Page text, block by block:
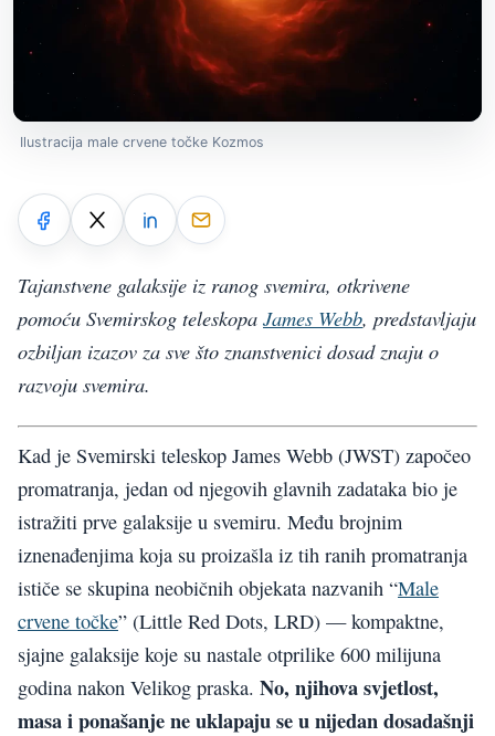
Ilustracija male crvene točke Kozmos
Tajanstvene galaksije iz ranog svemira, otkrivene
pomoću Svemirskog teleskopa James Webb, predstavljaju
ozbiljan izazov za sve što znanstvenici dosad znaju o
razvoju svemira.
Kad je Svemirski teleskop James Webb (JWST) započeo
promatranja, jedan od njegovih glavnih zadataka bio je
istražiti prve galaksije u svemiru. Među brojnim
iznenađenjima koja su proizašla iz tih ranih promatranja
ističe se skupina neobičnih objekata nazvanih “Male
crvene točke” (Little Red Dots, LRD) — kompaktne,
sjajne galaksije koje su nastale otprilike 600 milijuna
godina nakon Velikog praska. No, njihova svjetlost,
masa i ponašanje ne uklapaju se u nijedan dosadašnji